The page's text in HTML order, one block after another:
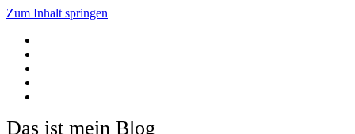
Zum Inhalt springen
Das ist mein Blog